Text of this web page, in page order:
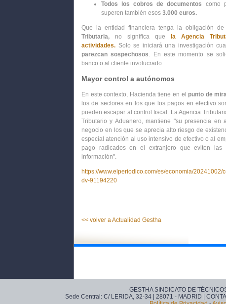
Todos los cobros de documentos
como
superen también esos 3.000 euros.
Que la entidad financiera tenga la obligación
Tributaria, no significa que
la Agencia
actividades. Solo se iniciará una investigación
parezcan sospechosos. En este momento se
banco o al cliente involucrado.
Mayor control a autónomos
En este contexto, Hacienda tiene en el punto de
los de sectores en los que los pagos en efectivo
pueden escapar al control fiscal. La Agencia
Tributario y Aduanero, mantiene "su presencia en
negocio en los que se aprecia alto riesgo de
especial atención al uso intensivo de efectivo o al
pago radicados en el extranjero que eviten las
información".
https://www.elperiodico.com/es/economia/
dv-91194220
<< volver a Actualidad Gestha
GESTHA SINDICATO DE
Sede Central: C/ LERIDA, 32-34 | 28071 - MADRID |